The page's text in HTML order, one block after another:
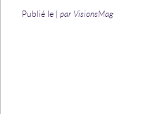
Publié le | par VisionsMag